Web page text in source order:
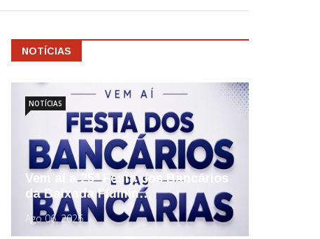
NOTÍCIAS
Vem aí a 25ª Festa dos Bancários
da Baixada Flumin…
Ago 06, 2026
NOTÍCIAS